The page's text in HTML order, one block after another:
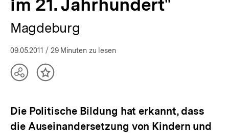
im 21. Jahrhundert"
Magdeburg
09.05.2011 / 29 Minuten zu lesen
TeilenInhalt
Die Politische Bildung hat erkannt, dass
die Auseinandersetzung von Kindern und